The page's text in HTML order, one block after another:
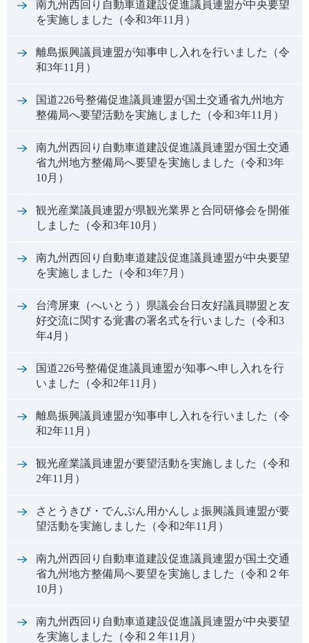
南九州西回り自動車道建設促進議員連盟が中央要望
を実施しました（令和3年11月）
離島振興議員連盟が知事申し入れを行いました（令
和3年11月）
国道226号整備促進議員連盟が国土交通省九州地方
整備局へ要望活動を実施しました（令和3年11月）
南九州西回り自動車道建設促進議員連盟が国土交通
省九州地方整備局へ要望を実施しました（令和3年
10月）
観光産業議員連盟が県観光業界と合同研修会を開催
しました（令和3年10月）
南九州西回り自動車道建設促進議員連盟が中央要望
を実施しました（令和3年7月）
台湾屏東（へいとう）県議会台日友好議員聯盟と友
好交流に関する覚書の署名式を行いました（令和3
年4月）
国道226号整備促進議員連盟が知事へ申し入れを行
いました（令和2年11月）
離島振興議員連盟が知事申し入れを行いました（令
和2年11月）
観光産業議員連盟が要望活動を実施しました（令和
2年11月）
さとうきび・でんぷん用かんしょ振興議員連盟が要
望活動を実施しました（令和2年11月）
南九州西回り自動車道建設促進議員連盟が国土交通
省九州地方整備局へ要望を実施しました（令和２年
10月）
南九州西回り自動車道建設促進議員連盟が中央要望
を実施しました（令和２年11月）